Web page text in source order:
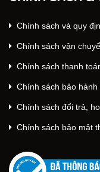
Chính sách và quy
Chính sách vận
Chính sách thanh
Chính sách bảo hành
Chính sách đổi trả,
Chính sách bảo mật